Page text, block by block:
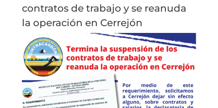
contratos de trabajo y se reanuda
la operación en Cerrejón